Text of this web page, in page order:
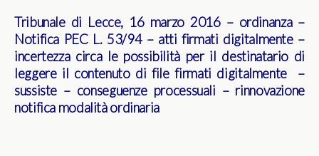
Tribunale di Lecce, 16 marzo 2016 – ordinanza –
Notifica PEC L. 53/94 – atti firmati digitalmente –
incertezza circa le possibilità per il destinatario di
leggere il contenuto di file firmati digitalmente –
sussiste – conseguenze processuali – rinnovazione
notifica modalità ordinaria